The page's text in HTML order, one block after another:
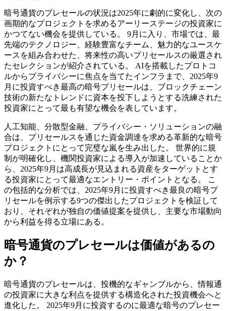
暗号通貨のプレセールの状況は2025年に劇的に変化し、次の
画期的なプロジェクトを求めるアーリーステージの投資家に
かつてない機会を提供している。 9月に入り、市場では、最
先端のテクノロジー、経験豊富なチーム、魅力的なユースケ
ースを組み合わせた、将来性の高いプリセールスの厳選され
たセレクションが紹介されている。 AIを搭載したプロトコ
ルからプライバシーに焦点を当てたインフラまで、2025年9
月に投資すべき最高の暗号プリセールは、ブロックチェーン
技術の新たなトレンドに資本を投下しようとする洗練された
投資家にとって最も有望な機会を表しています。
人工知能、分散型金融、プライバシー・ソリューションの融
合は、プリセールスを通じた資金調達を求める革新的な暗号
プロジェクトにとって完璧な嵐を生み出した。 世界的に規
制が明確化し、機関投資家による導入が加速していることか
ら、2025年9月は高成長が見込まれる資産をターゲットとす
る投資家にとって最適なエントリー・ポイントとなる。 こ
の包括的な分析では、2025年9月に投資すべき最良の暗号プ
リセールを例示する9つの傑出したプロジェクトを検証して
おり、それぞれが独自の価値提案を提供し、主要な市場動向
から利益を得る立場にある。
暗号通貨のプレセールは価値があるの
か？
暗号通貨のプレセールは、投機的なギャンブルから、情報通
の投資家に大きな利点を提供する構造化された投資機会へと
進化した。 2025年9月に投資するのに最適な暗号のプレセー